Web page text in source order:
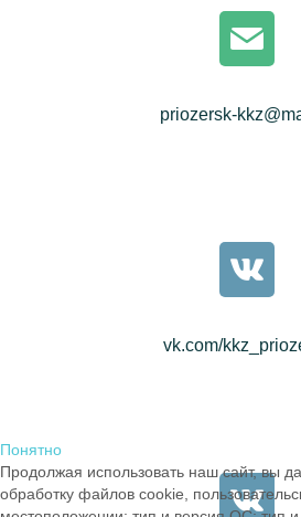
priozersk-
vk.com/
Понятно
Продолжая использовать наш сайт, вы
обработку файлов cookie,